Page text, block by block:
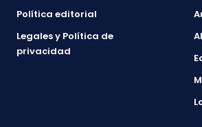
Política editorial
Legales y Política de
privacidad